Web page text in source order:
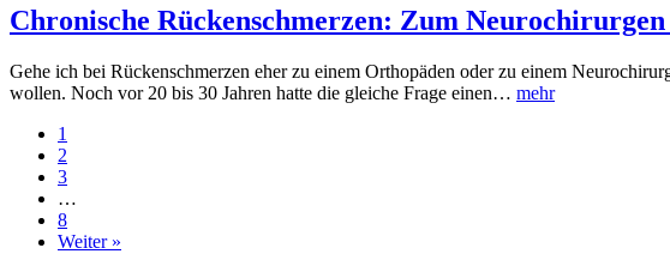
Chronische Rückenschmerzen: Zum
Gehe ich bei Rückenschmerzen eher zu einem Orthopäden oder zu einem
wollen. Noch vor 20 bis 30 Jahren hatte die gleiche Frage einen… mehr
1
2
3
…
8
Weiter »